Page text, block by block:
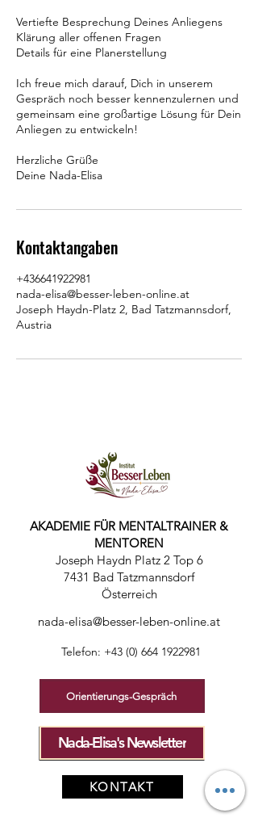
Vertiefte Besprechung Deines Anliegens
Klärung aller offenen Fragen
Details für eine Planerstellung
Ich freue mich darauf, Dich in unserem
Gespräch noch besser kennenzulernen und
gemeinsam eine großartige Lösung für Dein
Anliegen zu entwickeln!
Herzliche Grüße
Deine Nada-Elisa
Kontaktangaben
+436641922981
nada-elisa@besser-leben-online.at
Joseph Haydn-Platz 2, Bad Tatzmannsdorf,
Austria
AKADEMIE FÜR MENTALTRAINER &
MENTOREN
Joseph Haydn Platz 2 Top 6
7431 Bad Tatzmannsdorf
Österreich
nada-elisa@besser-leben-online.at
Telefon: +43 (0) 664 1922981
Orientierungs-Gespräch
Nada-Elisa's Newsletter
KONTAKT